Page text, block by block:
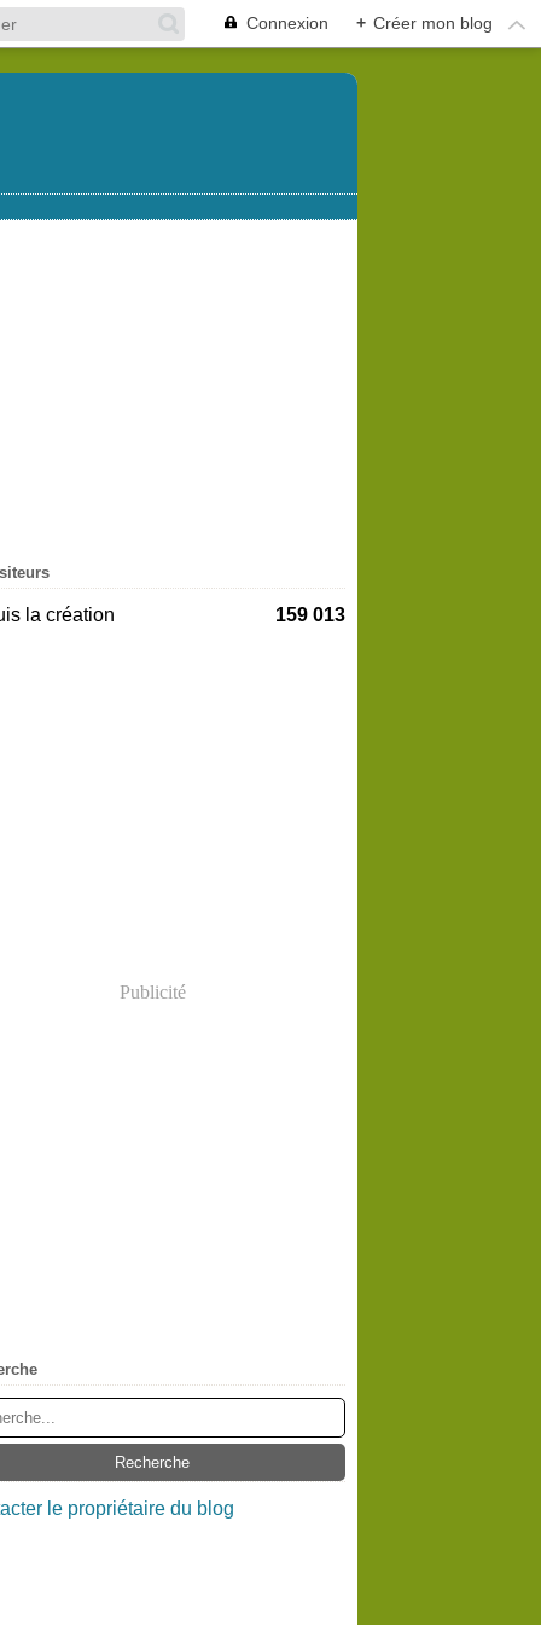
Connexion + Créer mon blog
la création 159 013
Publicité
le propriétaire du blog